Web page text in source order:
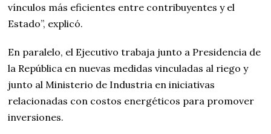
vínculos más eficientes entre contribuyentes y el
Estado”, explicó.
En paralelo, el Ejecutivo trabaja junto a Presidencia de
la República en nuevas medidas vinculadas al riego y
junto al Ministerio de Industria en iniciativas
relacionadas con costos energéticos para promover
inversiones.